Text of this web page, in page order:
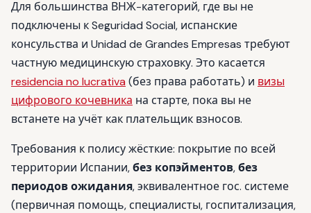
Для большинства ВНЖ-категорий, где вы не
подключены к Seguridad Social, испанские
консульства и Unidad de Grandes Empresas требуют
частную медицинскую страховку. Это касается
residencia no lucrativa (без права работать) и визы
цифрового кочевника на старте, пока вы не
встанете на учёт как плательщик взносов.
Требования к полису жёсткие: покрытие по всей
территории Испании,без копэйментов,без
периодов ожидания, эквивалентное гос. системе
(первичная помощь, специалисты, госпитализация,